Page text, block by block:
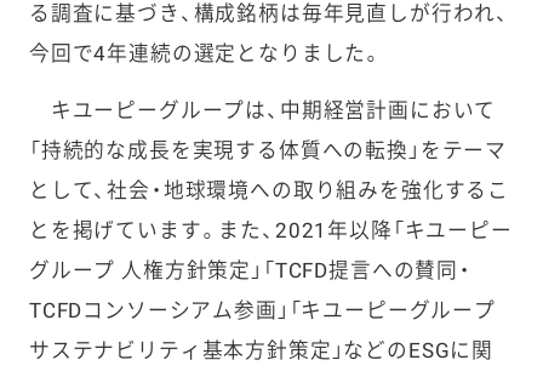
る調査に基づき、構成銘柄は毎年見直しが行われ、
今回で4年連続の選定となりました。
キユーピーグループは、中期経営計画において
「持続的な成長を実現する体質への転換」をテーマ
として、社会・地球環境への取り組みを強化するこ
とを掲げています。また、2021年以降「キユーピー
グループ 人権方針策定」「TCFD提言への賛同・
TCFDコンソーシアム参画」「キユーピーグループ
サステナビリティ基本方針策定」などのESGに関